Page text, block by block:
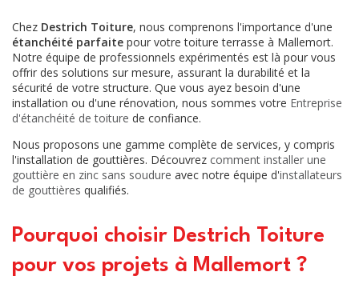
Chez Destrich Toiture, nous comprenons l'importance d'une
étanchéité parfaite pour votre toiture terrasse à Mallemort.
Notre équipe de professionnels expérimentés est là pour vous
offrir des solutions sur mesure, assurant la durabilité et la
sécurité de votre structure. Que vous ayez besoin d'une
installation ou d'une rénovation, nous sommes votre Entreprise
d'étanchéité de toiture de confiance.
Nous proposons une gamme complète de services, y compris
l'installation de gouttières. Découvrez comment installer une
gouttière en zinc sans soudure avec notre équipe d'installateurs
de gouttières qualifiés.
Pourquoi choisir Destrich Toiture
pour vos projets à Mallemort ?